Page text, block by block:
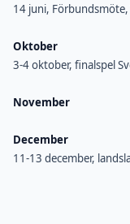
14 juni, Förbundsmöte,
Oktober
3-4 oktober, finalspel
November
December
11-13 december,